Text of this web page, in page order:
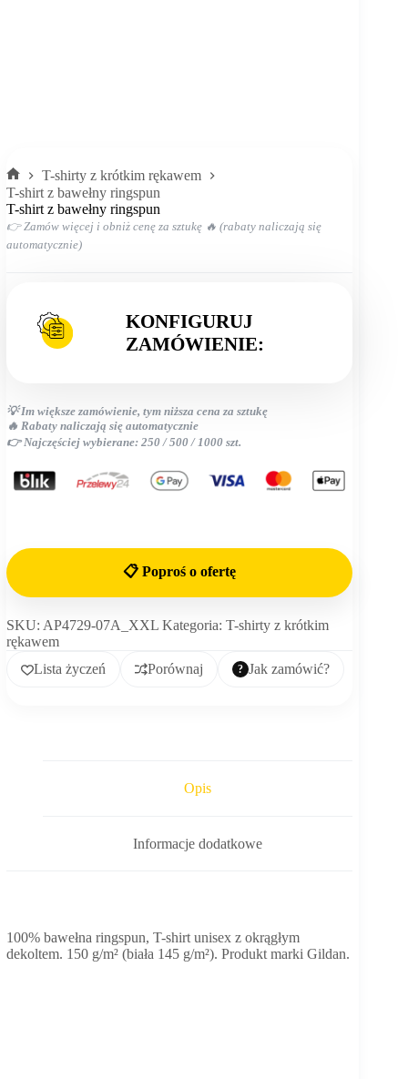
Strona
główna
T-shirty z krótkim rękawem
T-shirt z bawełny ringspun
T-shirt z bawełny ringspun
👉 Zamów więcej i obniż cenę za sztukę 🔥 (rabaty naliczają się
automatycznie)
KONFIGURUJ
ZAMÓWIENIE:
💡 Im większe zamówienie, tym niższa cena za sztukę
🔥 Rabaty naliczają się automatycznie
👉 Najczęściej wybierane: 250 / 500 / 1000 szt.
📋 Poproś o ofertę
SKU: AP4729-07A_XXL Kategoria: T-shirty z krótkim
rękawem
Lista życzeń
Porównaj Jak zamówić?
Opis
Informacje dodatkowe
100% bawełna ringspun, T-shirt unisex z okrągłym
dekoltem. 150 g/m² (biała 145 g/m²). Produkt marki Gildan.